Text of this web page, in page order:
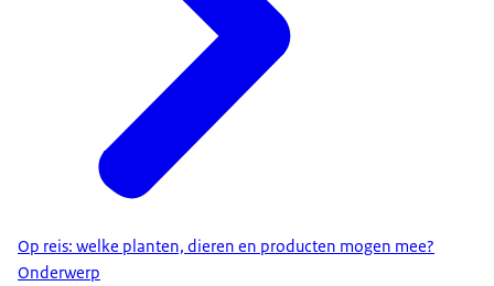
Op reis: welke planten, dieren en producten mogen mee?
Onderwerp